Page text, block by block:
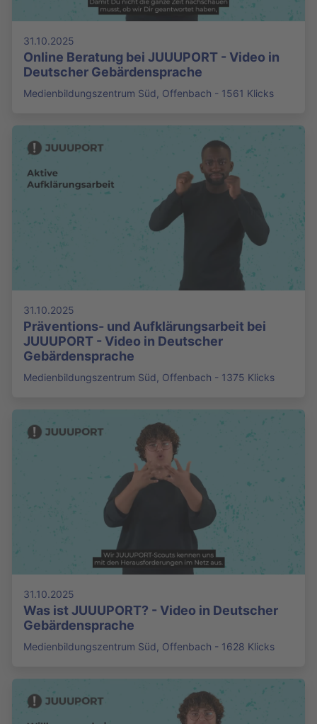
31.10.2025
Online Beratung bei JUUUPORT - Video in
Deutscher Gebärdensprache
Medienbildungszentrum Süd, Offenbach - 1561 Klicks
31.10.2025
Präventions- und Aufklärungsarbeit bei
JUUUPORT - Video in Deutscher
Gebärdensprache
Medienbildungszentrum Süd, Offenbach - 1375 Klicks
31.10.2025
Was ist JUUUPORT? - Video in Deutscher
Gebärdensprache
Medienbildungszentrum Süd, Offenbach - 1628 Klicks